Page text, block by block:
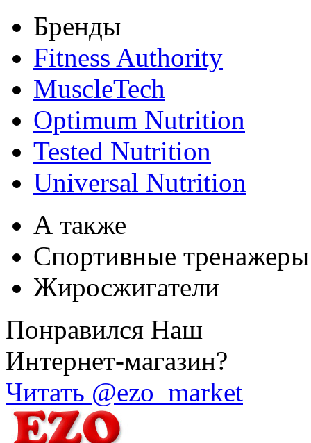
Бренды
Fitness Authority
MuscleTech
Optimum Nutrition
Tested Nutrition
Universal Nutrition
А также
Спортивные тренажеры
Жиросжигатели
Понравился Наш
Интернет-магазин?
Читать @ezo_market